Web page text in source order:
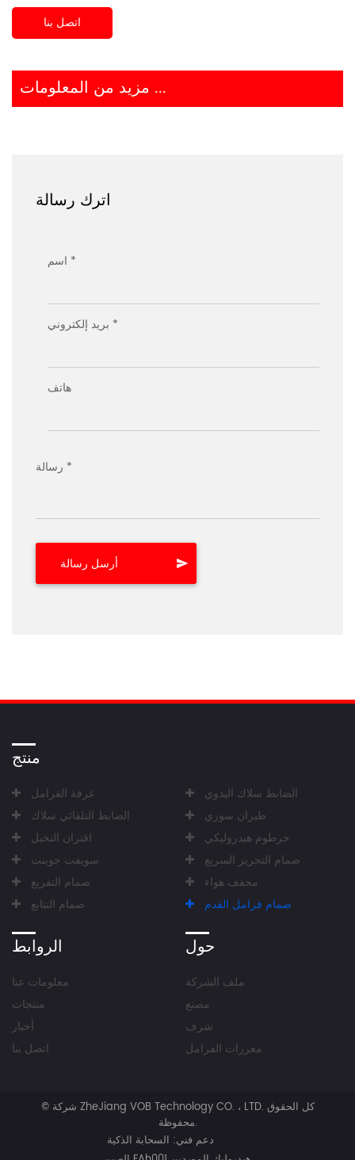
اتصل بنا
مزيد من المعلومات ...
اترك رسالة
اسم *
بريد إلكتروني *
هاتف
رسالة *
منتج
غرفة الفرامل
الضابط سلاك اليدوي
الضابط التلقائي سلاك
طيران سوزي
اقتران النخيل
خرطوم هيدروليكي
سويفت جوينت
صمام التحرير السريع
صمام التفريغ
مجفف هواء
صمام التتابع
صمام فرامل القدم
الروابط
معلومات عنا
منتجات
أخبار
اتصل بنا
حول
ملف الشركة
مصنع
شرف
معززات الفرامل
© شركة ZheJiang VOB Technology CO. ، LTD.
محفوظة.
دعم فني: السحابة الذكية